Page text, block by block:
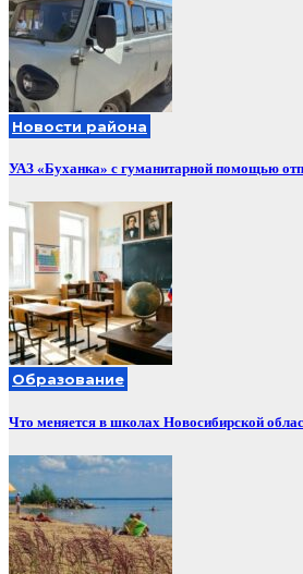
Новости района
УАЗ «Буханка» с гуманитарной помощью
Образование
Что меняется в школах Новосибирской